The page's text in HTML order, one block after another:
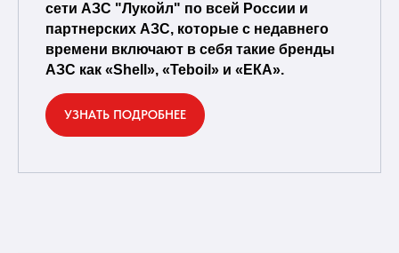
сети АЗС "Лукойл" по всей России и
партнерских АЗС, которые с недавнего
времени включают в себя такие бренды
АЗС как «Shell», «Teboil» и «ЕКА».
УЗНАТЬ ПОДРОБНЕЕ